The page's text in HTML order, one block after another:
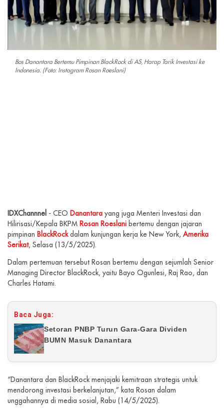
Bos Danantara Bertemu Pimpinan BlackRock di AS, Harap Tarik Investasi ke
Indonesia. (Foto: Instagram Rosan Roeslani)
IDXChannnel - CEO Danantara yang juga Menteri Investasi dan
Hilirisasi/Kepala BKPM Rosan Roeslani bertemu dengan jajaran
pimpinan BlackRockdalam kunjungan kerja ke New York, Amerika
Serikat, Selasa (13/5/2025).
Dalam pertemuan tersebut Rosan bertemu dengan sejumlah Senior
Managing Director BlackRock, yaitu Bayo Ogunlesi, Raj Rao, dan
Charles Hatami.
Baca Juga:
Setoran PNBP Turun Gara-Gara Dividen
BUMN Masuk Danantara
“Danantara dan BlackRock menjajaki kemitraan strategis untuk
mendorong investasi berkelanjutan,” kata Rosan dalam
unggahannya di media sosial, Rabu (14/5/2025).